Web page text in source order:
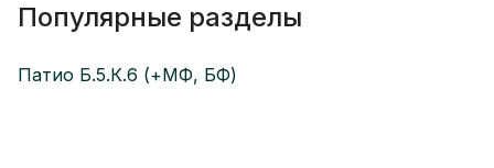
Популярные разделы
Патио Б.5.К.6 (+МФ, БФ)